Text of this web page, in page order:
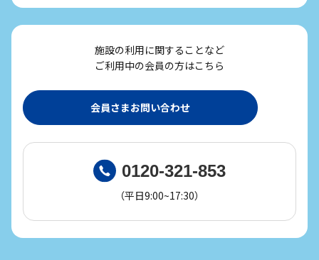
施設の利用に関することなど
ご利用中の会員の方はこちら
会員さまお問い合わせ
0120-321-853
（平日9:00~17:30）